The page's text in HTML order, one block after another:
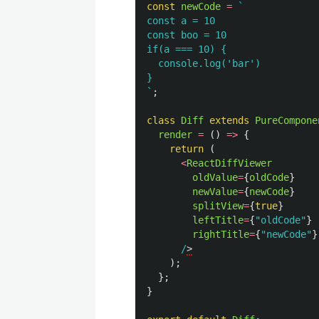
const newCode =
`
const a = 10
const boo = 10
if(a === 10) {
  console.log('bar')
}
` ;
class Diff extends
render = () => {
return
(
<ReactDiffViewer
oldValue={oldCode}
newValue={newCode}
splitView={true}
leftTitle={"oldCode"}
rightTitle={"newCode"}
/
);
};
}